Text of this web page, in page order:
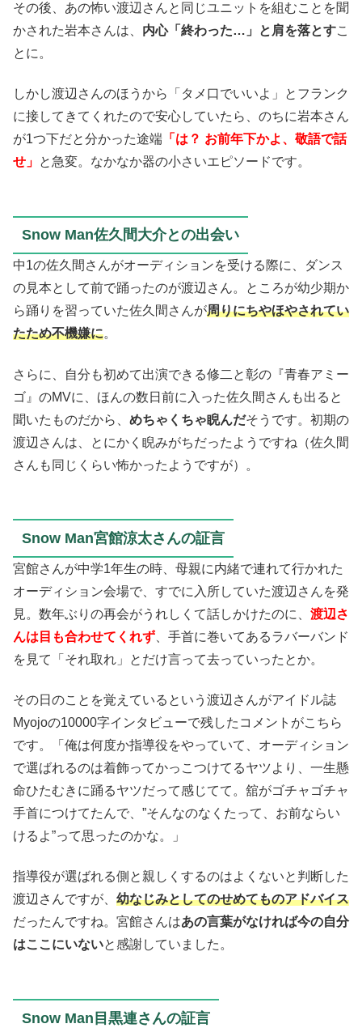
その後、あの怖い渡辺さんと同じユニットを組むことを聞
かされた岩本さんは、 内心「終わった…」と肩を落とすこ
とに。
しかし渡辺さんのほうから「タメ口でいいよ」とフランク
に接してきてくれたので安心していたら、のちに岩本さん
が1つ下だと分かった途端 「は？ お前年下かよ、敬語で話
せ」 と急変。なかなか器の小さいエピソードです。
Snow Man佐久間大介との出会い
中1の佐久間さんがオーディションを受ける際に、ダンス
の見本として前で踊ったのが渡辺さん。ところが幼少期か
ら踊りを習っていた佐久間さんが周りにちやほやされてい
たため不機嫌に。
さらに、自分も初めて出演できる修二と彰の『青春アミー
ゴ』のMVに、ほんの数日前に入った佐久間さんも出ると
聞いたものだから、 めちゃくちゃ睨んだそうです。初期の
渡辺さんは、とにかく睨みがちだったようですね（佐久間
さんも同じくらい怖かったようですが）。
Snow Man宮館涼太さんの証言
宮館さんが中学1年生の時、母親に内緒で連れて行かれた
オーディション会場で、すでに入所していた渡辺さんを発
見。数年ぶりの再会がうれしくて話しかけたのに、 渡辺さ
んは目も合わせてくれず 、手首に巻いてあるラバーバンド
を見て「それ取れ」とだけ言って去っていったとか。
その日のことを覚えているという渡辺さんがアイドル誌
Myojoの10000字インタビューで残したコメントがこちら
です。「俺は何度か指導役をやっていて、オーディション
で選ばれるのは着飾ってかっこつけてるヤツより、一生懸
命ひたむきに踊るヤツだって感じてて。舘がゴチャゴチャ
手首につけてたんで、”そんなのなくたって、お前ならい
けるよ”って思ったのかな。」
指導役が選ばれる側と親しくするのはよくないと判断した
渡辺さんですが、 幼なじみとしてのせめてものアドバイス
だったんですね。宮館さんはあの言葉がなければ今の自分
はここにいないと感謝していました。
Snow Man目黒連さんの証言